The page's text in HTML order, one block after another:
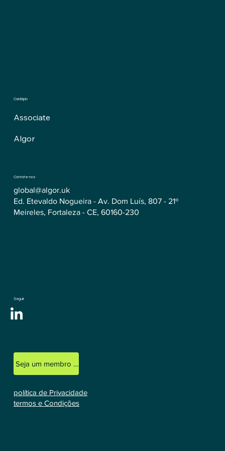
Cardápio
Associate
Algor
Contate-nos
global@algor.uk
Ed. Etevaldo Nogueira - Av. Dom Luís, 807 - 21º
Meireles, Fortaleza - CE, 60160-230
Seguir
Seja um membro licenciado
política de Privacidade
termos e Condições